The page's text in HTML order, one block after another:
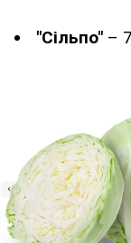
"Сільпо" –